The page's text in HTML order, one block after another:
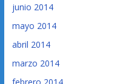
junio 2014
mayo 2014
abril 2014
marzo 2014
febrero 2014